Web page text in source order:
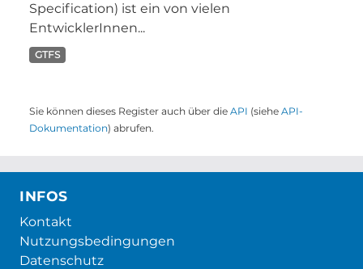
Specification) ist ein von vielen
EntwicklerInnen...
GTFS
Sie können dieses Register auch über die API (siehe API-
Dokumentation) abrufen.
INFOS
Kontakt
Nutzungsbedingungen
Datenschutz